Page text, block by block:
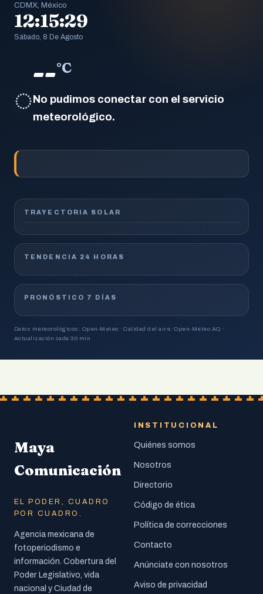
CDMX, México
12:15:30
Sábado, 8 De Agosto
◌
--°C
No pudimos conectar con el servicio
meteorológico.
TRAYECTORIA SOLAR
TENDENCIA 24 HORAS
PRONÓSTICO 7 DÍAS
Datos meteorológicos: Open-Meteo · Calidad del aire: Open-Meteo AQ ·
Actualización cada 30 min
Maya
Comunicación
EL PODER, CUADRO
POR CUADRO.
Agencia mexicana de
fotoperiodismo e
información. Cobertura del
Poder Legislativo, vida
nacional y Ciudad de
INSTITUCIONAL
Quiénes somos
Nosotros
Directorio
Código de ética
Política de correcciones
Contacto
Anúnciate con nosotros
Aviso de privacidad